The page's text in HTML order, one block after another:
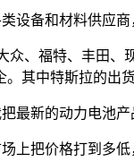
设备和材料供应商
众、福特、丰田
其中特斯拉的出货
最新的动力电池
上把价格打到多